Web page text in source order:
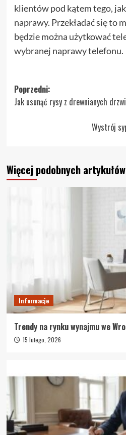
klientów pod kątem tego,
naprawy. Przekładać się to
będzie można użytkować
wybranej naprawy telefonu.
Zobacz
wpisy
Poprzedni:
Jak usunąć rysy z drewnianych
Wystrój
Więcej podobnych artykułów
Informacje
Trendy na rynku wynajmu we
15 lutego, 2026